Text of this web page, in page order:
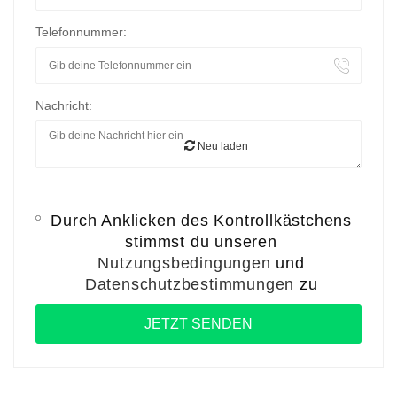
Telefonnummer:
Nachricht:
Neu laden
Durch Anklicken des Kontrollkästchens
stimmst du unseren
Nutzungsbedingungen und
Datenschutzbestimmungen zu